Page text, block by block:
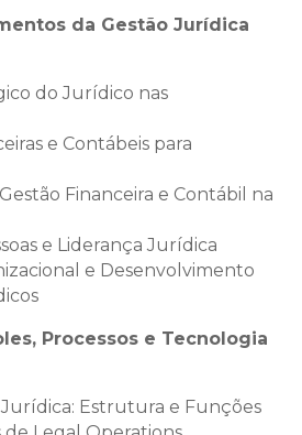
da Gestão Jurídica
do Jurídico nas
e Contábeis para
Financeira e Contábil na
e Liderança Jurídica
e Desenvolvimento
Processos e Tecnologia
Estrutura e Funções